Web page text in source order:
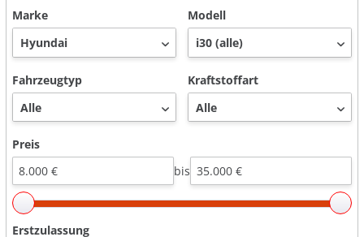
Marke
Modell
Fahrzeugtyp Kraftstoffart
Preis
bis
Erstzulassung